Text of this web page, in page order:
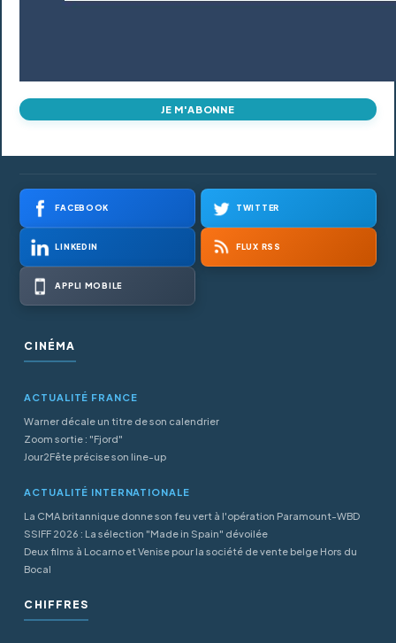
JE M'ABONNE
FACEBOOK TWITTER
LINKEDIN FLUX RSS
APPLI MOBILE
CINÉMA
ACTUALITÉ FRANCE
Warner décale un titre de son calendrier
Zoom sortie : "Fjord"
Jour2Fête précise son line-up
ACTUALITÉ INTERNATIONALE
La CMA britannique donne son feu vert à l'opération Paramount-WBD
SSIFF 2026 : La sélection "Made in Spain" dévoilée
Deux films à Locarno et Venise pour la société de vente belge Hors du
Bocal
CHIFFRES